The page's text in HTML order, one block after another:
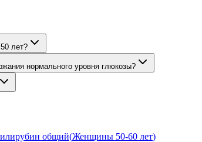
лет?
нормального уровня глюкозы?
общий(Женщины 50-60 лет)